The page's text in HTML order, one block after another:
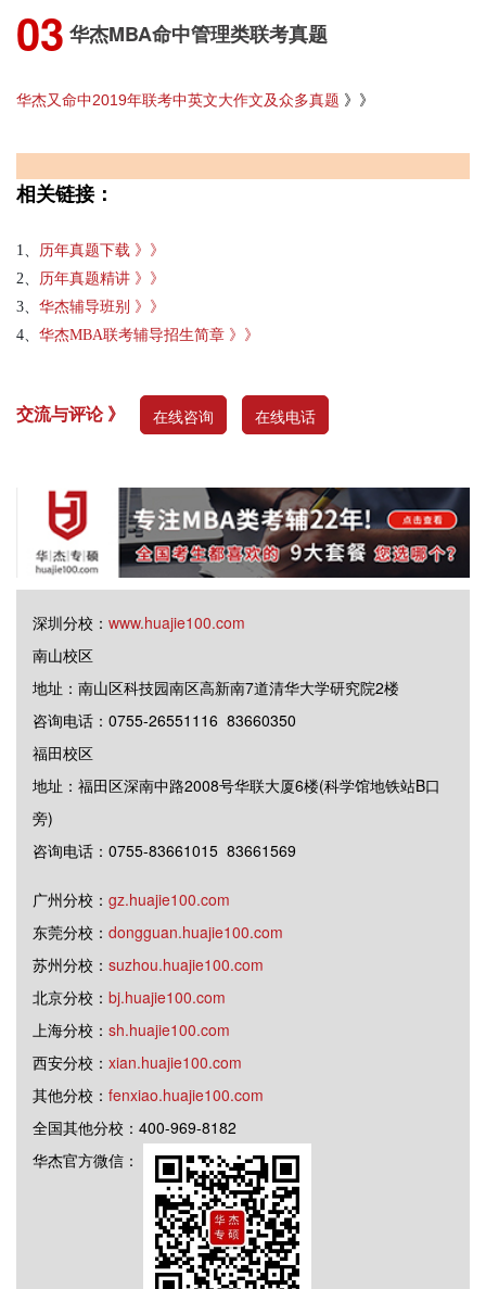
03 华杰MBA命中管理类联考真题
华杰又命中2019年联考中英文大作文及众多真题 》》
相关链接：
1、
历年真题下载 》》
2、
历年真题精讲 》》
3、 华杰辅导班别 》》
4、 华杰MBA联考辅导招生简章 》》
交流与评论 》 在线咨询 在线电话
深圳分校： www.huajie100.com
南山校区
地址：南山区科技园南区高新南7道清华大学研究院2楼
咨询电话：0755-26551116 83660350
福田校区
地址：福田区深南中路2008号华联大厦6楼(科学馆地铁站B口
旁)
咨询电话：0755-83661015 83661569
广州分校： gz.huajie100.com
东莞分校： dongguan.huajie100.com
苏州分校： suzhou.huajie100.com
北京分校： bj.huajie100.com
上海分校： sh.huajie100.com
西安分校： xian.huajie100.com
其他分校： fenxiao.huajie100.com
全国其他分校：400-969-8182
华杰官方微信：